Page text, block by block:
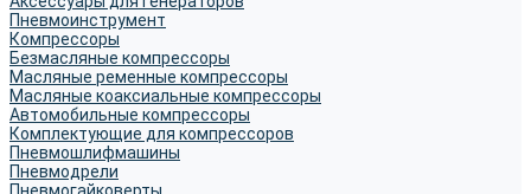
Пневмоинструмент
Компрессоры
Безмасляные компрессоры
Масляные ременные компрессоры
Масляные коаксиальные компрессоры
Автомобильные компрессоры
Комплектующие для компрессоров
Пневмошлифмашины
Пневмодрели